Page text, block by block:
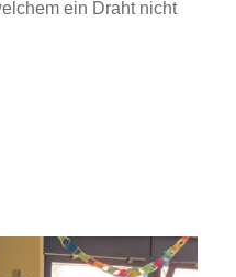
ein Draht nicht